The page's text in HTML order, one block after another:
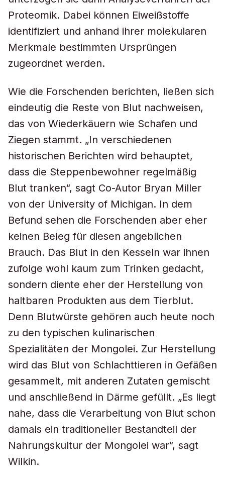
Proteomik. Dabei können Eiweißstoffe
identifiziert und anhand ihrer molekularen
Merkmale bestimmten Ursprüngen
zugeordnet werden.
Wie die Forschenden berichten, ließen sich
eindeutig die Reste von Blut nachweisen,
das von Wiederkäuern wie Schafen und
Ziegen stammt. „In verschiedenen
historischen Berichten wird behauptet,
dass die Steppenbewohner regelmäßig
Blut tranken“, sagt Co-Autor Bryan Miller
von der University of Michigan. In dem
Befund sehen die Forschenden aber eher
keinen Beleg für diesen angeblichen
Brauch. Das Blut in den Kesseln war ihnen
zufolge wohl kaum zum Trinken gedacht,
sondern diente eher der Herstellung von
haltbaren Produkten aus dem Tierblut.
Denn Blutwürste gehören auch heute noch
zu den typischen kulinarischen
Spezialitäten der Mongolei. Zur Herstellung
wird das Blut von Schlachttieren in Gefäßen
gesammelt, mit anderen Zutaten gemischt
und anschließend in Därme gefüllt. „Es liegt
nahe, dass die Verarbeitung von Blut schon
damals ein traditioneller Bestandteil der
Nahrungskultur der Mongolei war“, sagt
Wilkin.